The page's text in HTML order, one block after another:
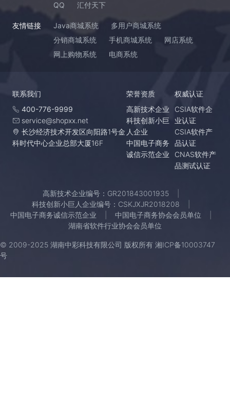
QQ
汇付天下
友情链接 Java商城系统
多用户商城系统
分销商城系统
手机商城系统
网店系统
网上购物系统
电商系统
联系我们
400-776-9999
service@shopxx.net
长沙经济技术开发区向阳路1号金
科时代中心企业总部大厦16F
荣誉资质
高新技术企业
科技创新小巨
人企业
中国电子商务
诚信示范企业
权威认证
CSIA软件企
业认证
CSIA软件产
品认证
CNAS软件产
品测试认证
高新技术企业编号：GR201843001935
科技创新小巨人企业编号：CSKJXJR2018208
中国电子商务诚信示范企业
中国电子商务协会会员单位
湖南省软件行业协会会员单位
© 2009-2025 湖南中彩科技有限公司 版权所有 湘ICP备10003747
号